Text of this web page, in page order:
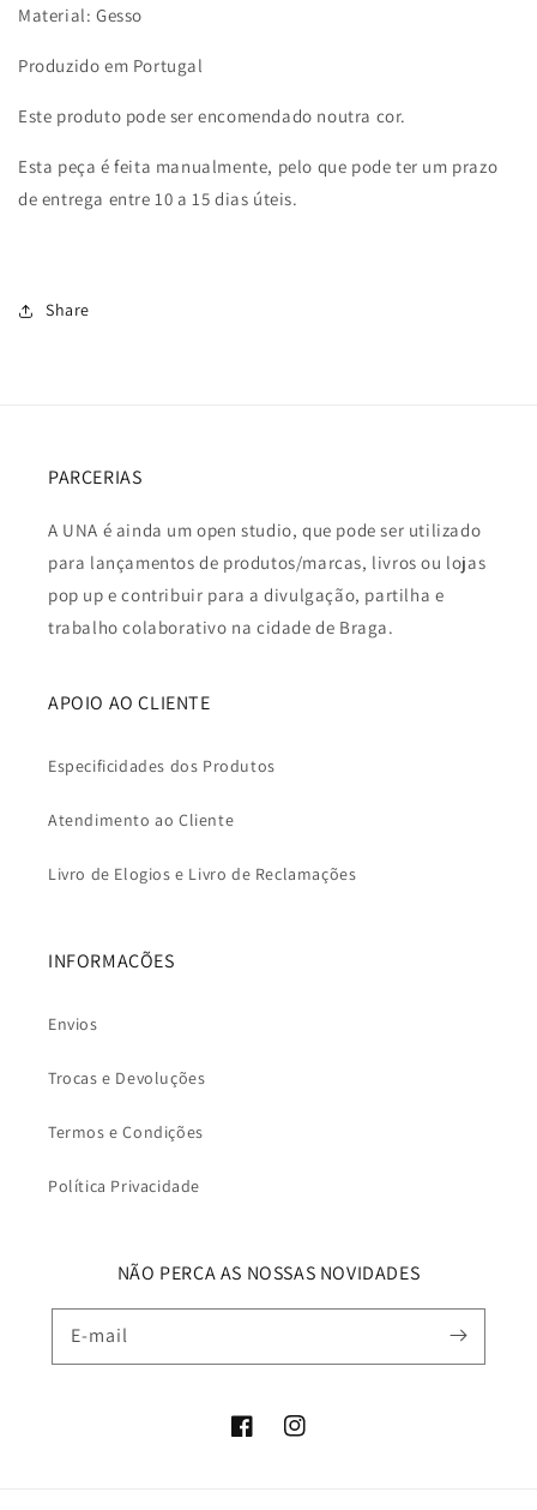
Material: Gesso
Produzido em Portugal
Este produto pode ser encomendado noutra cor.
Esta peça é feita manualmente, pelo que pode ter um prazo
de entrega entre 10 a 15 dias úteis.
Share
PARCERIAS
A UNA é ainda um open studio, que pode ser utilizado
para lançamentos de produtos/marcas, livros ou lojas
pop up e contribuir para a divulgação, partilha e
trabalho colaborativo na cidade de Braga.
APOIO AO CLIENTE
Especificidades dos Produtos
Atendimento ao Cliente
Livro de Elogios e Livro de Reclamações
INFORMAÇÕES
Envios
Trocas e Devoluções
Termos e Condições
Política Privacidade
NÃO PERCA AS NOSSAS NOVIDADES
E-mail
FacebookInstagram